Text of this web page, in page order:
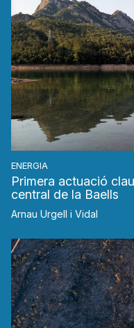
ENERGIA
Primera actuació
central de la Baells
Arnau Urgell i Vidal